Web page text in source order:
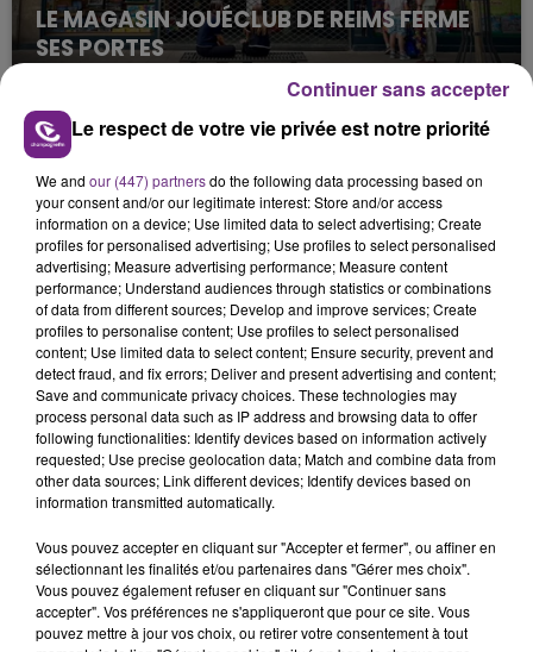
LE MAGASIN JOUÉCLUB DE REIMS FERME
SES PORTES
C'était l'une des institutions du centre-ville
rémois. Le magasin JouéClub est contraint de
fermer ses portes.
TITRES DIFFUSÉS
18h20
18h20
OFENBACH & STARSAILOR
Four To The Floor
18h18
18h18
OLIVIA DEAN
So Easy (to Fall In Love)
18h15
18h15 18h08
18h08
Le respect de votre vie privée est notre priorité
We and our (447) partnersdo the following data processing based on
your consent and/or our legitimate interest: Store and/or access
information on a device; Use limited data to select advertising; Create
profiles for personalised advertising; Use profiles to select personalised
advertising; Measure advertising performance; Measure content
performance; Understand audiences through statistics or combinations
of data from different sources; Develop and improve services; Create
profiles to personalise content; Use profiles to select personalised
content; Use limited data to select content; Ensure security, prevent and
detect fraud, and fix errors; Deliver and present advertising and content;
Save and communicate privacy choices. These technologies may
process personal data such as IP address and browsing data to offer
following functionalities: Identify devices based on information actively
requested; Use precise geolocation data; Match and combine data from
other data sources; Link different devices; Identify devices based on
information transmitted automatically.
Vous pouvez accepter en cliquant sur "Accepter et fermer", ou affiner en
sélectionnant les finalités et/ou partenaires dans "Gérer mes choix".
Vous pouvez également refuser en cliquant sur "Continuer sans
accepter". Vos préférences ne s'appliqueront que pour ce site. Vous
pouvez mettre à jour vos choix, ou retirer votre consentement à tout
Continuer sans accepter